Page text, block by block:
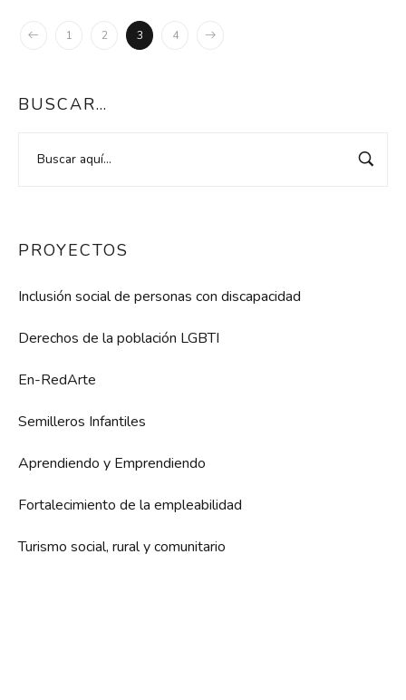
BUSCAR…
PROYECTOS
Inclusión social de personas con discapacidad
Derechos de la población LGBTI
En-RedArte
Semilleros Infantiles
Aprendiendo y Emprendiendo
Fortalecimiento de la empleabilidad
Turismo social, rural y comunitario
1 2 3 4